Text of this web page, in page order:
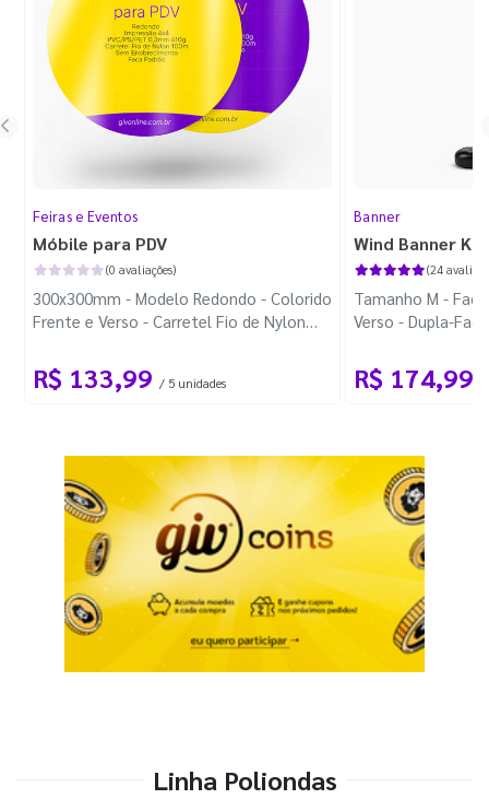
Feiras e Eventos
Móbile para PDV
(0 avaliações)
300x300mm - Modelo Redondo - Colorido
Frente e Verso - Carretel Fio de Nylon
R$ 133,99 / 5 unidades
Banner
Wind Banner
(24
Tamanho M -
Verso - Dupla-
R$ 174,99
Linha Poliondas